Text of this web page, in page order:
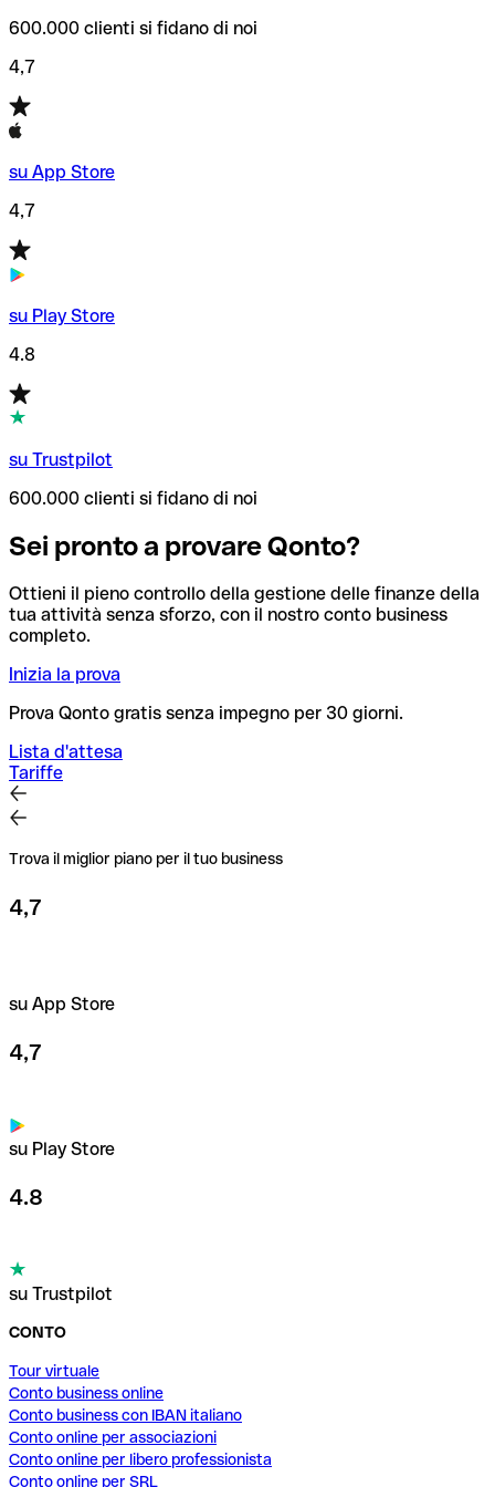
600.000 clienti si fidano di noi
4,7
su App Store
4,7
su Play Store
4.8
su Trustpilot
600.000 clienti si fidano di noi
Sei pronto a provare Qonto?
Ottieni il pieno controllo della gestione delle finanze della
tua attività senza sforzo, con il nostro conto business
completo.
Inizia la prova
Prova Qonto gratis senza impegno per 30 giorni.
Lista d'attesa
Tariffe
Trova il miglior piano per il tuo business
4,7
su App Store
4,7
su Play Store
4.8
su Trustpilot
CONTO
Tour virtuale
Conto business online
Conto business con IBAN italiano
Conto online per associazioni
Conto online per libero professionista
Conto online per SRL